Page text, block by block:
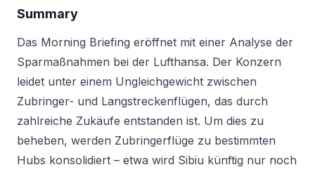
Summary
Das Morning Briefing eröffnet mit einer Analyse der
Sparmaßnahmen bei der Lufthansa. Der Konzern
leidet unter einem Ungleichgewicht zwischen
Zubringer- und Langstreckenflügen, das durch
zahlreiche Zukäufe entstanden ist. Um dies zu
beheben, werden Zubringerflüge zu bestimmten
Hubs konsolidiert – etwa wird Sibiu künftig nur noch